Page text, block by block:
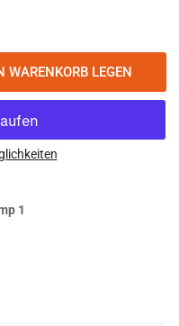
WARENKORB LEGEN
1